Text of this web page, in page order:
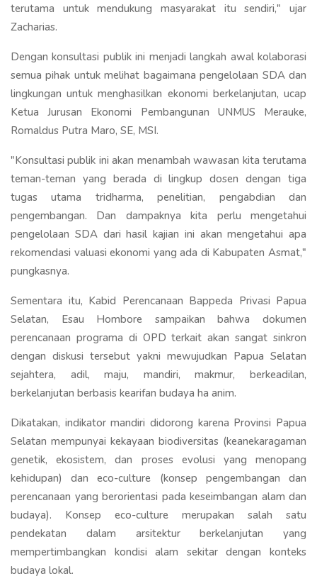
terutama untuk mendukung masyarakat itu sendiri," ujar
Zacharias.
Dengan konsultasi publik ini menjadi langkah awal kolaborasi
semua pihak untuk melihat bagaimana pengelolaan SDA dan
lingkungan untuk menghasilkan ekonomi berkelanjutan, ucap
Ketua Jurusan Ekonomi Pembangunan UNMUS Merauke,
Romaldus Putra Maro, SE, MSI.
"Konsultasi publik ini akan menambah wawasan kita terutama
teman-teman yang berada di lingkup dosen dengan tiga
tugas utama tridharma, penelitian, pengabdian dan
pengembangan. Dan dampaknya kita perlu mengetahui
pengelolaan SDA dari hasil kajian ini akan mengetahui apa
rekomendasi valuasi ekonomi yang ada di Kabupaten Asmat,"
pungkasnya.
Sementara itu, Kabid Perencanaan Bappeda Privasi Papua
Selatan, Esau Hombore sampaikan bahwa dokumen
perencanaan programa di OPD terkait akan sangat sinkron
dengan diskusi tersebut yakni mewujudkan Papua Selatan
sejahtera, adil, maju, mandiri, makmur, berkeadilan,
berkelanjutan berbasis kearifan budaya ha anim.
Dikatakan, indikator mandiri didorong karena Provinsi Papua
Selatan mempunyai kekayaan biodiversitas (keanekaragaman
genetik, ekosistem, dan proses evolusi yang menopang
kehidupan) dan eco-culture (konsep pengembangan dan
perencanaan yang berorientasi pada keseimbangan alam dan
budaya). Konsep eco-culture merupakan salah satu
pendekatan dalam arsitektur berkelanjutan yang
mempertimbangkan kondisi alam sekitar dengan konteks
budaya lokal.